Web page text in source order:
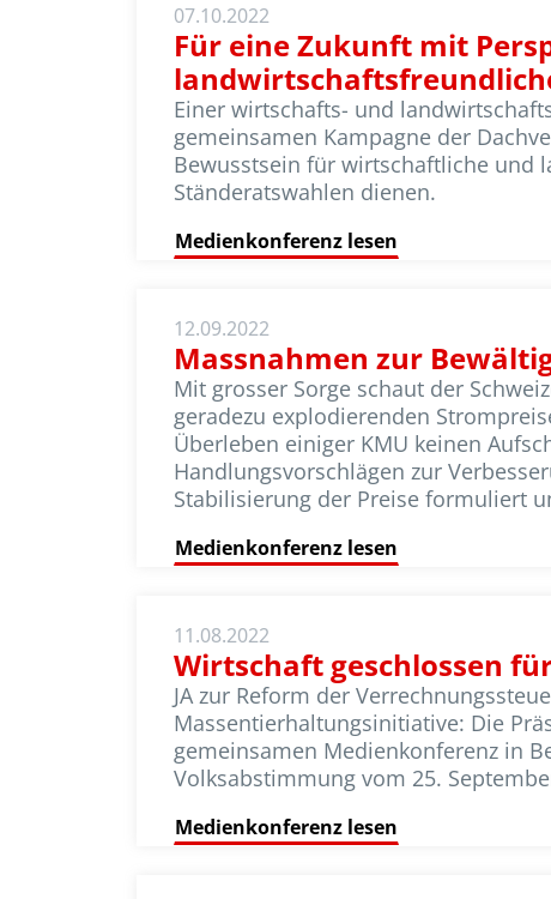
07.10.2022
Für eine Zukunft mit
Einer wirtschafts- und
gemeinsamen Kampagne der
Bewusstsein für wirtschaftliche und
Ständeratswahlen dienen.
Medienkonferenz lesen
12.09.2022
Massnahmen zur
Mit grosser Sorge schaut der
geradezu explodierenden
Überleben einiger KMU keinen
Handlungsvorschlägen zur
Stabilisierung der Preise formuliert
Medienkonferenz lesen
11.08.2022
Wirtschaft geschlossen
JA zur Reform der
Massentierhaltungsinitiative: Die
gemeinsamen Medienkonferenz in
Volksabstimmung vom 25.
Medienkonferenz lesen